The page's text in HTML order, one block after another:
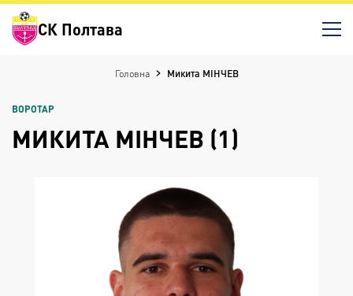
СК Полтава
Головна Микита МІНЧЕВ
ВОРОТАР
МИКИТА МІНЧЕВ (1)